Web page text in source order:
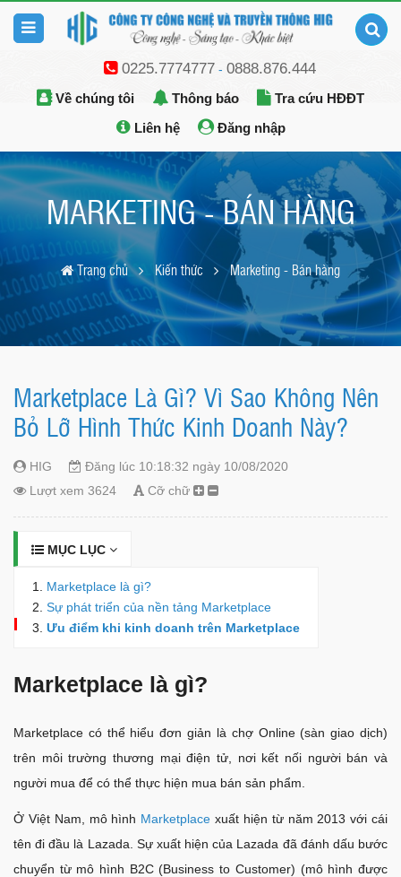
0225.7774777- 0888.876.444
Về chúng tôi Thông báo
Tra cứu HĐĐT
Liên hệ
Đăng nhập
MARKETING - BÁN HÀNG
Trang chủ Kiến thức Marketing - Bán hàng
Marketplace Là Gì? Vì Sao Không Nên
Bỏ Lỡ Hình Thức Kinh Doanh Này?
HIG
Đăng lúc 10:18:32 ngày 10/08/2020
Lượt xem 3624
Cỡ chữ
MỤC LỤC
Marketplace là gì?
Sự phát triển của nền tảng Marketplace
Ưu điểm khi kinh doanh trên Marketplace
Marketplace là gì?
Marketplace có thể hiểu đơn giản là chợ Online (sàn giao dịch)
trên môi trường thương mại điện tử, nơi kết nối người bán và
người mua để có thể thực hiện mua bán sản phẩm.
Ở Việt Nam, mô hình Marketplacexuất hiện từ năm 2013 với cái
tên đi đầu là Lazada. Sự xuất hiện của Lazada đã đánh dấu bước
chuyển từ mô hình B2C (Business to Customer) (mô hình được